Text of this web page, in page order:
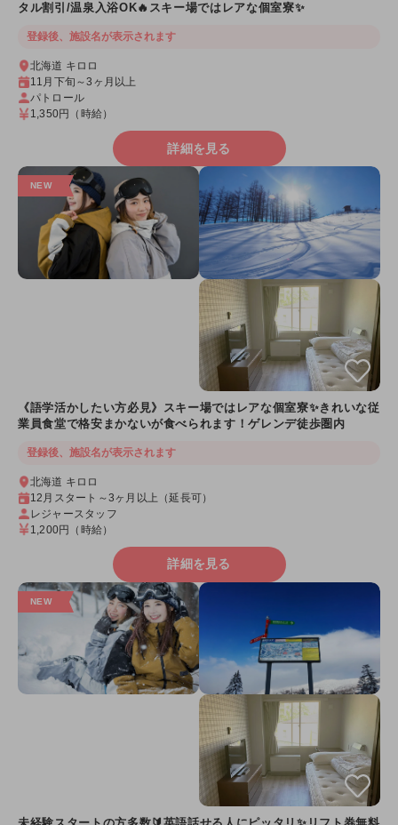
タル割引/温泉入浴OK🔥スキー場ではレアな個室寮✨
登録後、施設名が表示されます
北海道 キロロ
11月下旬～3ヶ月以上
パトロール
1,350円
（時給）
詳細を見る
《語学活かしたい方必見》スキー場ではレアな個室寮✨きれいな従
業員食堂で格安まかないが食べられます！ゲレンデ徒歩圏内
登録後、施設名が表示されます
北海道 キロロ
12月スタート～3ヶ月以上（延長可）
レジャースタッフ
1,200円 （時給）
詳細を見る